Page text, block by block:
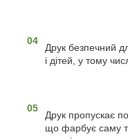
04
Друк безпечний
і дітей, у тому
05
Друк пропускає
що фарбує саму